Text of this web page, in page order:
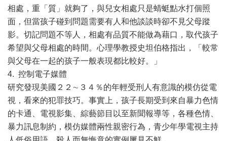
相處，重「質」就夠了，與兒女相處只是蜻蜓點水打個照
面，但當孩子碰到問題需要有人和他談談時卻不見父母蹤
影。切記問題不等人，相處有品質不能做為藉口，取代孩子
希望與父母相處的時間。心理學教授史坦伯格指出，「較常
與父母在一起的孩子一般表現都比較好。」
4. 控制電子媒體
研究發現美國２２∼３４％的年輕受刑人有意識的模仿從電
視，看來的犯罪技巧。事實上，孩子長期受到來自暴力色情
的卡通、電視影集、綜藝節目以至新聞報導等，各種色情、
暴力訊息制約，模仿媒體兩性親密行為，青少年學電視主持